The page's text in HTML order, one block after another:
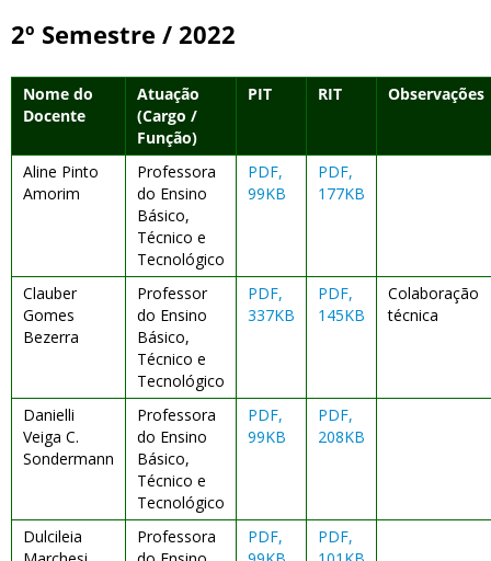
2º Semestre / 2022
Nome do
Docente
Atuação
(Cargo /
Função)
PIT RIT Observações
Aline Pinto
Amorim
Professora
do Ensino
Básico,
Técnico e
Tecnológico
PDF,
99KB
PDF,
177KB
Clauber
Gomes
Bezerra
Professor
do Ensino
Básico,
Técnico e
Tecnológico
PDF,
337KB
PDF,
145KB
Colaboração
técnica
Danielli
Veiga C.
Sondermann
Professora
do Ensino
Básico,
Técnico e
Tecnológico
PDF,
99KB
PDF,
208KB
Dulcileia
Professora
PDF,
PDF,